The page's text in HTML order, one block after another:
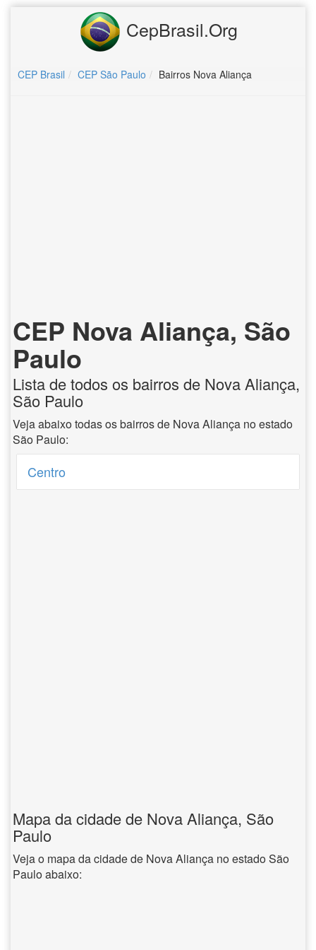
CepBrasil.Org
CEP Brasil CEP São Paulo Bairros Nova Aliança
CEP Nova Aliança, São
Paulo
Lista de todos os bairros de Nova Aliança,
São Paulo
Veja abaixo todas os bairros de Nova Aliança no estado
São Paulo:
Centro
Mapa da cidade de Nova Aliança, São
Paulo
Veja o mapa da cidade de Nova Aliança no estado São
Paulo abaixo: